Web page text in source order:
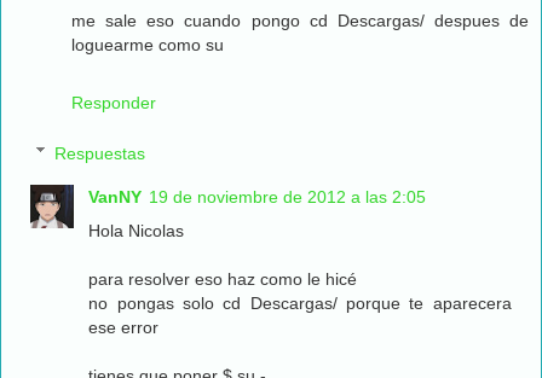
me sale eso cuando pongo cd Descargas/ despues de
loguearme como su
Responder
Respuestas
VanNY 19 de noviembre de 2012 a las 2:05
Hola Nicolas
para resolver eso haz como le hicé
no pongas solo cd Descargas/ porque te aparecera
ese error